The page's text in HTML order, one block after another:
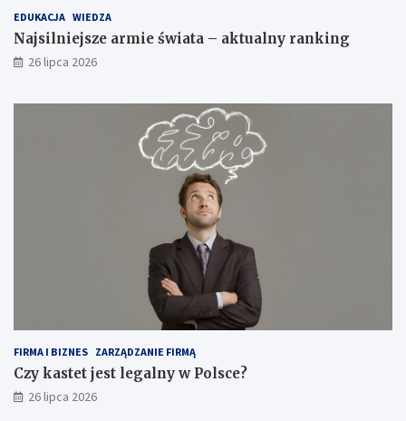
EDUKACJA WIEDZA
Najsilniejsze armie świata – aktualny ranking
26 lipca 2026
FIRMA I BIZNES ZARZĄDZANIE FIRMĄ
Czy kastet jest legalny w Polsce?
26 lipca 2026